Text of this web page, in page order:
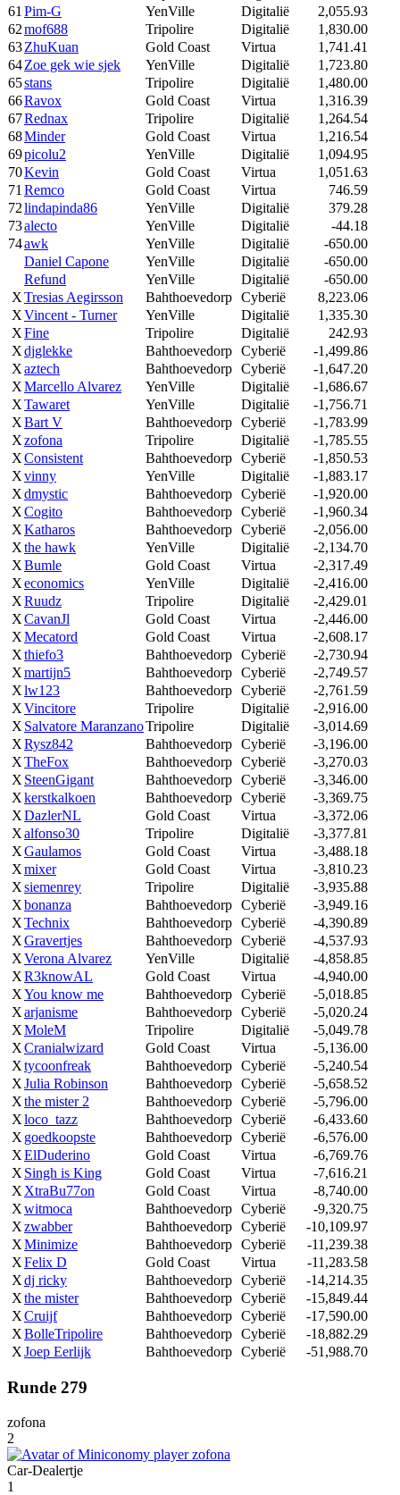
61 Pim-G YenVille Digitalië
2,055.93
62mof688 Tripolire Digitalië
1,830.00
63ZhuKuan Gold Coast Virtua
1,741.41
64Zoe gek wie sjek YenVille Digitalië
1,723.80
65stans Tripolire Digitalië
1,480.00
66Ravox Gold Coast Virtua
1,316.39
67Rednax Tripolire Digitalië
1,264.54
68Minder Gold Coast Virtua
1,216.54
69picolu2 YenVille Digitalië
1,094.95
70Kevin Gold Coast Virtua
1,051.63
71 Remco Gold Coast Virtua
746.59
72lindapinda86 YenVille Digitalië
379.28
73alecto YenVille Digitalië
-44.18
74awk YenVille Digitalië
-650.00
Daniel Capone
YenVille Digitalië
-650.00
Refund
YenVille Digitalië
-650.00
XTresias Aegirsson Bahthoevedorp Cyberië
8,223.06
XVincent - Turner YenVille Digitalië
1,335.30
XFine Tripolire Digitalië
242.93
Xdjglekke Bahthoevedorp Cyberië
-1,499.86
Xaztech Bahthoevedorp Cyberië
-1,647.20
XMarcello Alvarez YenVille Digitalië
-1,686.67
XTawaret YenVille Digitalië
-1,756.71
XBart V Bahthoevedorp Cyberië
-1,783.99
Xzofona Tripolire Digitalië
-1,785.55
XConsistent Bahthoevedorp Cyberië
-1,850.53
Xvinny YenVille Digitalië
-1,883.17
Xdmystic Bahthoevedorp Cyberië
-1,920.00
XCogito Bahthoevedorp Cyberië
-1,960.34
XKatharos Bahthoevedorp Cyberië
-2,056.00
Xthe hawk YenVille Digitalië
-2,134.70
XBumle Gold Coast Virtua
-2,317.49
Xeconomics YenVille Digitalië
-2,416.00
XRuudz Tripolire Digitalië
-2,429.01
XCavanJl Gold Coast Virtua
-2,446.00
XMecatord Gold Coast Virtua
-2,608.17
Xthiefo3 Bahthoevedorp Cyberië
-2,730.94
Xmartijn5 Bahthoevedorp Cyberië
-2,749.57
Xlw123 Bahthoevedorp Cyberië
-2,761.59
XVincitore Tripolire Digitalië
-2,916.00
X Salvatore MaranzanoTripolire Digitalië
-3,014.69
XRysz842 Bahthoevedorp Cyberië
-3,196.00
XTheFox Bahthoevedorp Cyberië
-3,270.03
X SteenGigant Bahthoevedorp Cyberië
-3,346.00
Xkerstkalkoen Bahthoevedorp Cyberië
-3,369.75
XDazlerNL Gold Coast Virtua
-3,372.06
Xalfonso30 Tripolire Digitalië
-3,377.81
XGaulamos Gold Coast Virtua
-3,488.18
Xmixer Gold Coast Virtua
-3,810.23
Xsiemenrey Tripolire Digitalië
-3,935.88
Xbonanza Bahthoevedorp Cyberië
-3,949.16
XTechnix Bahthoevedorp Cyberië
-4,390.89
XGravertjes Bahthoevedorp Cyberië
-4,537.93
XVerona Alvarez YenVille Digitalië
-4,858.85
XR3knowAL Gold Coast Virtua
-4,940.00
XYou know me Bahthoevedorp Cyberië
-5,018.85
Xarjanisme Bahthoevedorp Cyberië
-5,020.24
XMoleM Tripolire Digitalië
-5,049.78
XCranialwizard Gold Coast Virtua
-5,136.00
Xtycoonfreak Bahthoevedorp Cyberië
-5,240.54
XJulia Robinson Bahthoevedorp Cyberië
-5,658.52
Xthe mister 2 Bahthoevedorp Cyberië
-5,796.00
Xloco_tazz Bahthoevedorp Cyberië
-6,433.60
X goedkoopste Bahthoevedorp Cyberië
-6,576.00
XElDuderino Gold Coast Virtua
-6,769.76
X Singh is King Gold Coast Virtua
-7,616.21
X XtraBu77on Gold Coast Virtua
-8,740.00
Xwitmoca Bahthoevedorp Cyberië
-9,320.75
Xzwabber Bahthoevedorp Cyberië
-10,109.97
XMinimize Bahthoevedorp Cyberië
-11,239.38
XFelix D Gold Coast Virtua
-11,283.58
Xdj ricky Bahthoevedorp Cyberië
-14,214.35
Xthe mister Bahthoevedorp Cyberië
-15,849.44
XCruijf Bahthoevedorp Cyberië
-17,590.00
XBolleTripolire Bahthoevedorp Cyberië
-18,882.29
XJoep Eerlijk Bahthoevedorp Cyberië -51,988.70
Runde 279
zofona
2
Car-Dealertje
1